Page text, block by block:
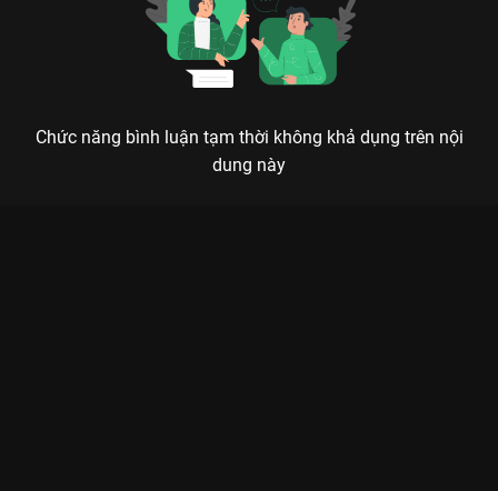
Chức năng bình luận tạm thời không khả dụng trên nội
dung này